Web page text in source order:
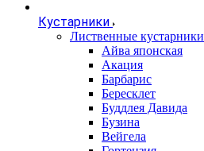
Кустарники
Лиственные кустарники
Айва японская
Акация
Барбарис
Бересклет
Буддлея Давида
Бузина
Вейгела